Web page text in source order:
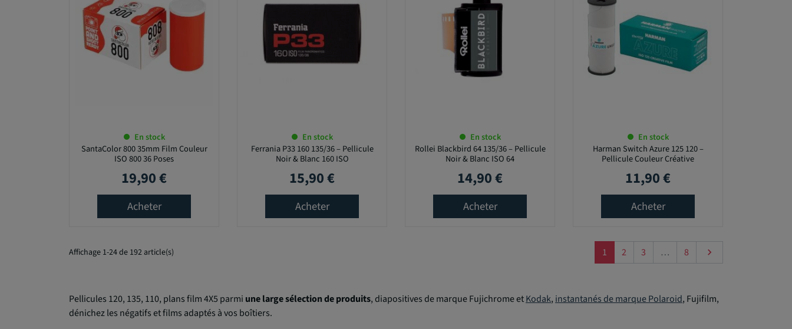
En stock
SantaColor 800 35mm Film Couleur
ISO 800 36 Poses
Prix
19,90 €
Acheter
En stock
Ferrania P33 160 135/36 – Pellicule
Noir & Blanc 160 ISO
Prix
15,90 €
Acheter
En stock
Rollei Blackbird 64 135/36 – Pellicule
Noir & Blanc ISO 64
Prix
14,90 €
Acheter
En stock
Harman Switch Azure 125 120 –
Pellicule Couleur Créative
Prix
11,90 €
Acheter
Affichage 1-24 de 192 article(s) 1 2 3 … 8 Suivant

Pellicules 120, 135, 110, plans film 4X5 parmi une large sélection de produits, diapositives de marque Fujichrome etKodak, instantanés de marque Polaroid, Fujifilm,
dénichez les négatifs et films adaptés à vos boîtiers.